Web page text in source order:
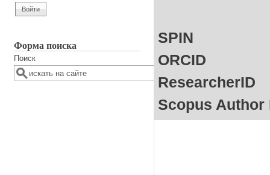
Форма поиска
Поиск
SPIN
ORCID
ResearcherID
Scopus Author